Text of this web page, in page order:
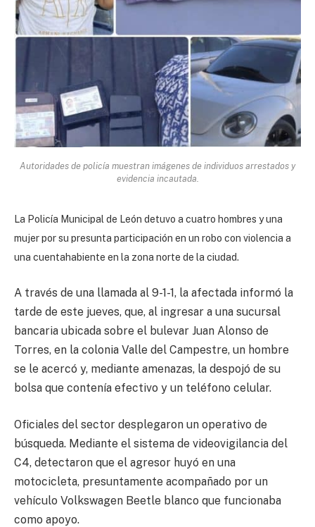
Autoridades de policía muestran imágenes de individuos arrestados y
evidencia incautada.
La Policía Municipal de León detuvo a cuatro hombres y una
mujer por su presunta participación en un robo con violencia a
una cuentahabiente en la zona norte de la ciudad.
A través de una llamada al 9-1-1, la afectada informó la
tarde de este jueves, que, al ingresar a una sucursal
bancaria ubicada sobre el bulevar Juan Alonso de
Torres, en la colonia Valle del Campestre, un hombre
se le acercó y, mediante amenazas, la despojó de su
bolsa que contenía efectivo y un teléfono celular.
Oficiales del sector desplegaron un operativo de
búsqueda. Mediante el sistema de videovigilancia del
C4, detectaron que el agresor huyó en una
motocicleta, presuntamente acompañado por un
vehículo Volkswagen Beetle blanco que funcionaba
como apoyo.